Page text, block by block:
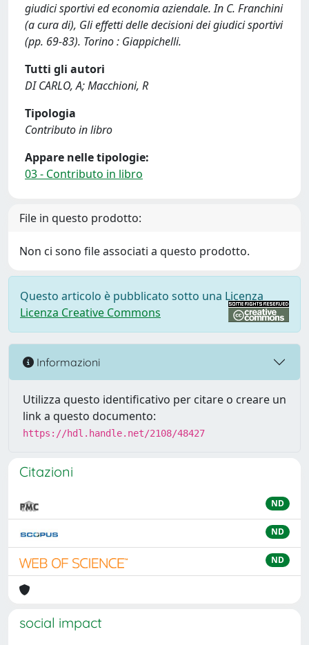
giudici sportivi ed economia aziendale. In C. Franchini
(a cura di), Gli effetti delle decisioni dei giudici sportivi
(pp. 69-83). Torino : Giappichelli.
Tutti gli autori
DI CARLO, A; Macchioni, R
Tipologia
Contributo in libro
Appare nelle tipologie:
03 - Contributo in libro
File in questo prodotto:
Non ci sono file associati a questo prodotto.
Questo articolo è pubblicato sotto una Licenza
Licenza Creative Commons
Informazioni
Utilizza questo identificativo per citare o creare un
link a questo documento:
https://hdl.handle.net/2108/48427
Citazioni
ND
ND
ND
social impact